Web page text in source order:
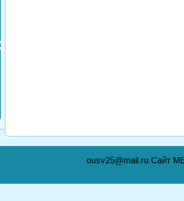
ousv25@mail.ru Сайт